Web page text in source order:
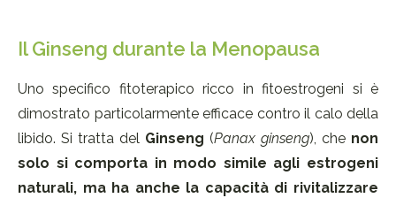
Il Ginseng durante la Menopausa
Uno specifico fitoterapico ricco in fitoestrogeni si è
dimostrato particolarmente efficace contro il calo della
libido. Si tratta del Ginseng (Panax ginseng), che non
solo si comporta in modo simile agli estrogeni
naturali, ma ha anche la capacità di rivitalizzare